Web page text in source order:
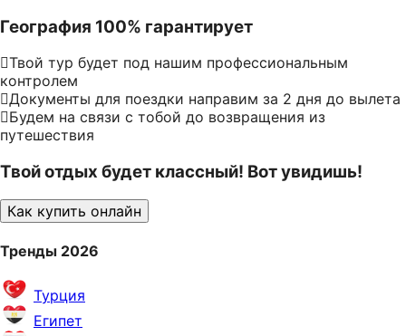
География 100% гарантирует
Твой тур будет под нашим профессиональным
контролем
Документы для поездки направим за 2 дня до вылета
Будем на связи с тобой до возвращения из
путешествия
Твой отдых будет классный! Вот увидишь!
Как купить онлайн
Тренды 2026
Турция
Египет